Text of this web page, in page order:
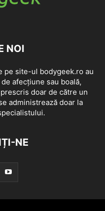
NOI
pe site-ul bodygeek.ro au
afecțiune sau boală,
doar de către un
administrează doar la
NE